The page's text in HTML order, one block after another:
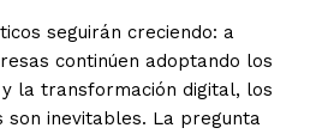
seguirán creciendo: a
continúen adoptando los
la transformación digital, los
son inevitables. La pregunta